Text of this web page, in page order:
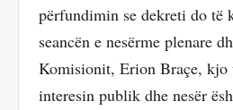
përfundimin se dekreti do të
seancën e nesërme plenare
Komisionit, Erion Braçe, kjo
interesin publik dhe nesër